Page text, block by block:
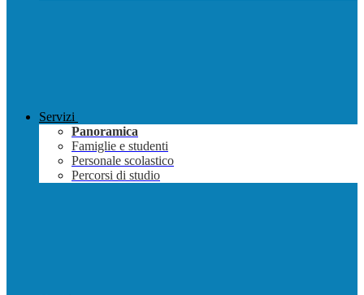
Servizi
Panoramica
Famiglie e studenti
Personale scolastico
Percorsi di studio